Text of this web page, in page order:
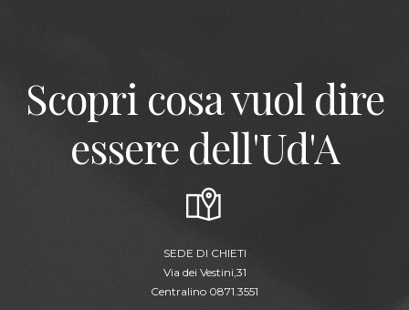
Scopri cosa vuol dire
essere dell'Ud'A
SEDE DI CHIETI
Via dei Vestini,31
Centralino 0871.3551